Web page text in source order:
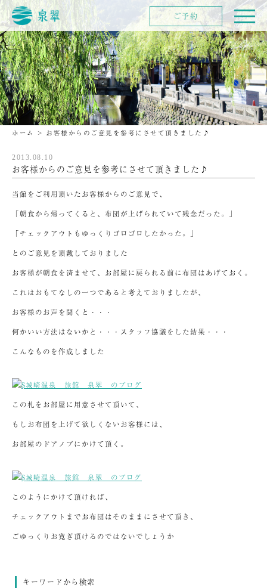
ホーム > お客様からのご意見を参考にさせて頂きました♪
2013.08.10
お客様からのご意見を参考にさせて頂きました♪
当館をご利用頂いたお客様からのご意見で、
「朝食から帰ってくると、布団が上げられていて残念だった。」
「チェックアウトもゆっくりゴロゴロしたかった。」
とのご意見を頂戴しておりました
お客様が朝食を済ませて、お部屋に戻られる前に布団はあげておく。
これはおもてなしの一つであると考えておりましたが、
お客様のお声を聞くと・・・
何かいい方法はないかと・・・スタッフ協議をした結果・・・
こんなものを作成しました
この札をお部屋に用意させて頂いて、
もしお布団を上げて欲しくないお客様には、
お部屋のドアノブにかけて頂く。
このようにかけて頂ければ、
チェックアウトまでお布団はそのままにさせて頂き、
ごゆっくりお寛ぎ頂けるのではないでしょうか
キーワードから検索
ご予約